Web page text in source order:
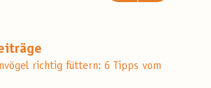
richtig füttern: 6 Tipps vom